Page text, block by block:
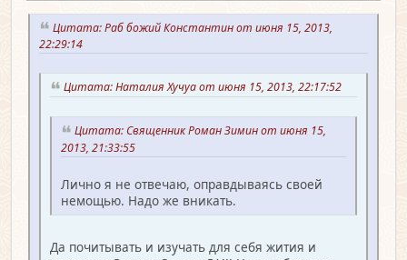
Цитата: Раб божий Константин от июня 15, 2013,
22:29:14
Цитата: Наталия Хучуа от июня 15, 2013, 22:17:52
Цитата: Священник Роман Зимин от июня 15,
2013, 21:33:55
Лично я не отвечаю, оправдываясь своей
немощью. Надо же вникать.
Да почитывать и изучать для себя жития и